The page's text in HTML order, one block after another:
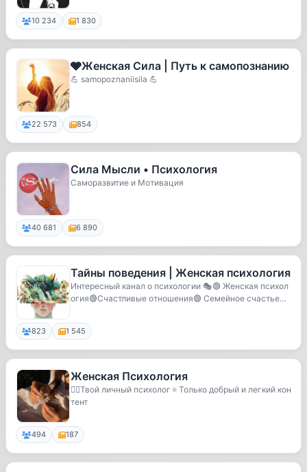
10 234 1 830
🩶Женская Сила | Путь к самопознанию
💪 samopoznaniisila 💪
22 573 854
Сила Мысли • Психология
Саморазвитие и Мотивация
40 681 6 890
Тайны поведения | Женская психология
Интересный канал о психологии 🎭🟢 Женская психол
огия🟢Счастливые отношения🟢 Семейное счастье🟢
823 1 545
Женская Психология
💆‍♀️Твой личный психолог🔅Только добрый и легкий кон
тент
494 187